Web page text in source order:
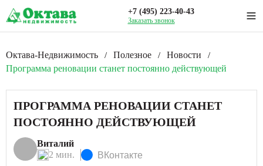
+7 (495) 223-40-43
Заказать звонок
Октава-Недвижимость / Полезное / Новости /
Программа реновации станет постоянно действующей
ПРОГРАММА РЕНОВАЦИИ СТАНЕТ
ПОСТОЯННО ДЕЙСТВУЮЩЕЙ
Виталий
2 мин.
ВКонтакте